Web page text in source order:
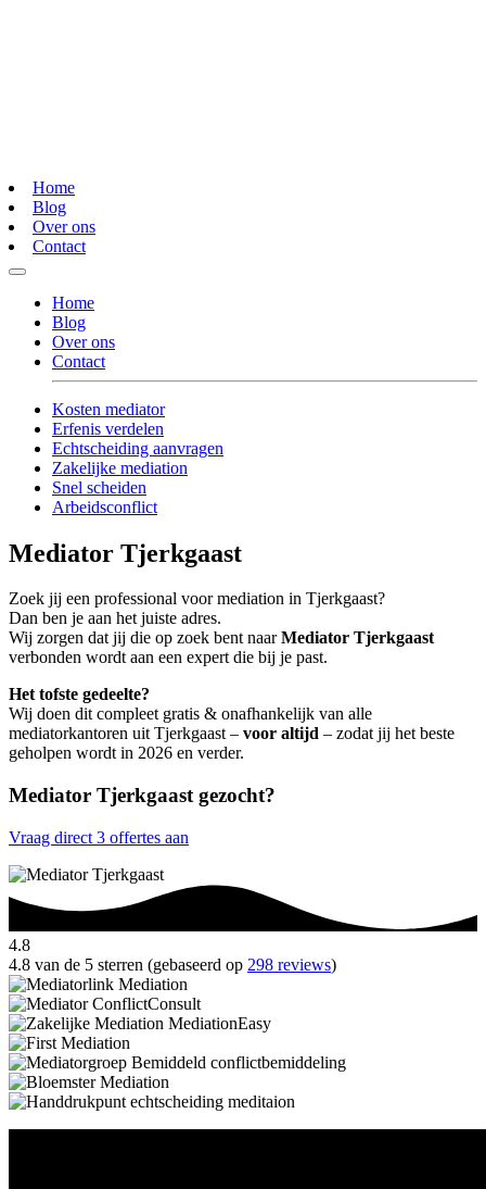
Home
Blog
Over ons
Contact
Home
Blog
Over ons
Contact
Kosten mediator
Erfenis verdelen
Echtscheiding aanvragen
Zakelijke mediation
Snel scheiden
Arbeidsconflict
Mediator Tjerkgaast
Zoek jij een professional voor mediation in Tjerkgaast?
Dan ben je aan het juiste adres.
Wij zorgen dat jij die op zoek bent naarMediator Tjerkgaast
verbonden wordt aan een expert die bij je past.
Het tofste gedeelte?
Wij doen dit compleet gratis & onafhankelijk van alle
mediatorkantoren uit Tjerkgaast – voor altijd – zodat jij het beste
geholpen wordt in 2026 en verder.
Mediator Tjerkgaast gezocht?
Vraag direct 3 offertes aan
4.8
4.8 van de 5 sterren (gebaseerd op 298 reviews)